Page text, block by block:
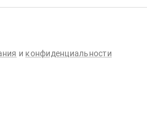
и конфиденциальности